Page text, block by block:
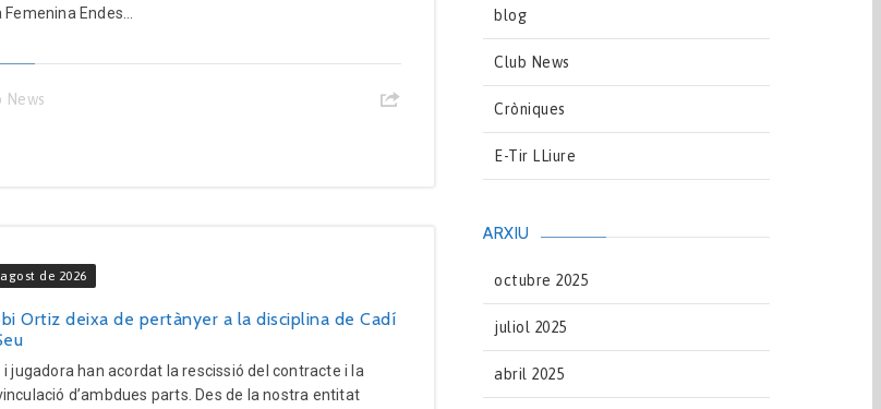
Femenina Endes...
News
de 2026
Ortiz deixa de pertànyer a la disciplina de Cadí
i jugadora han acordat la rescissió del contracte i la
d’ambdues parts. Des de la nostra entitat
blog
Club News
Cròniques
E-Tir LLiure
ARXIU
octubre 2025
juliol 2025
abril 2025